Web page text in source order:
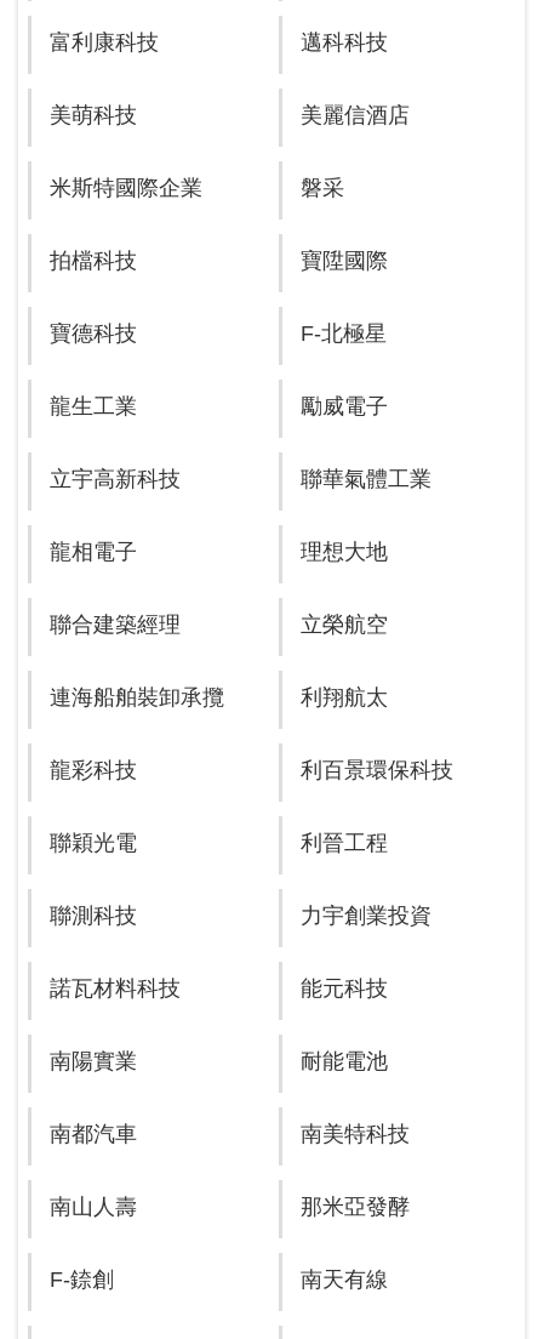
富利康科技 邁科科技
美萌科技 美麗信酒店
米斯特國際企業 磐采
拍檔科技 寶陞國際
寶德科技 F-北極星
龍生工業 勵威電子
立宇高新科技 聯華氣體工業
龍相電子 理想大地
聯合建築經理 立榮航空
連海船舶裝卸承攬 利翔航太
龍彩科技 利百景環保科技
聯穎光電 利晉工程
聯測科技 力宇創業投資
諾瓦材料科技 能元科技
南陽實業 耐能電池
南都汽車 南美特科技
南山人壽 那米亞發酵
F-錼創 南天有線